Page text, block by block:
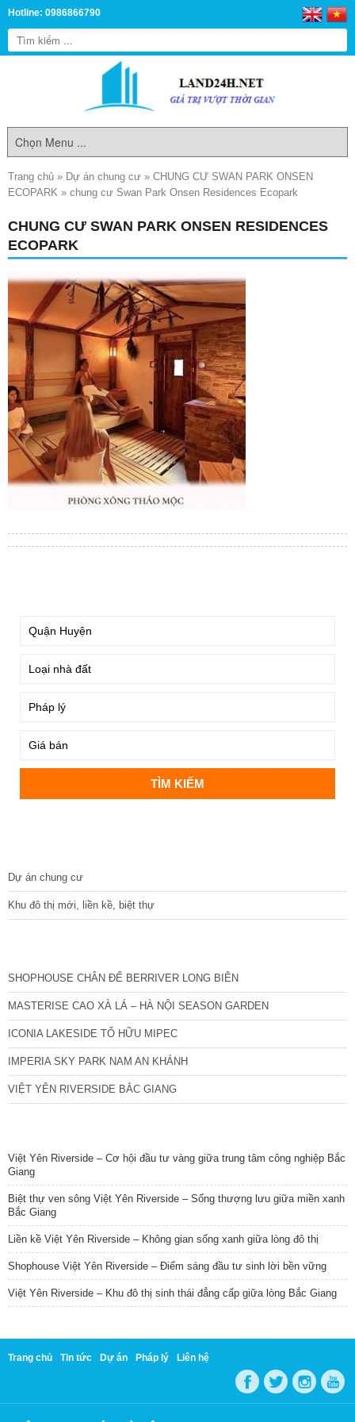
Hotline: 0986866790
Trang chủ » Dự án chung cư » CHUNG CƯ SWAN PARK ONSEN
ECOPARK » chung cư Swan Park Onsen Residences Ecopark
CHUNG CƯ SWAN PARK ONSEN RESIDENCES
ECOPARK
Dự án chung cư
Khu đô thị mới, liền kề, biệt thự
SHOPHOUSE CHÂN ĐẾ BERRIVER LONG BIÊN
MASTERISE CAO XÀ LÁ – HÀ NỘI SEASON GARDEN
ICONIA LAKESIDE TỐ HỮU MIPEC
IMPERIA SKY PARK NAM AN KHÁNH
VIỆT YÊN RIVERSIDE BẮC GIANG
Việt Yên Riverside – Cơ hội đầu tư vàng giữa trung tâm công nghiệp Bắc
Giang
Biệt thự ven sông Việt Yên Riverside – Sống thượng lưu giữa miền xanh
Bắc Giang
Liền kề Việt Yên Riverside – Không gian sống xanh giữa lòng đô thị
Shophouse Việt Yên Riverside – Điểm sáng đầu tư sinh lời bền vững
Việt Yên Riverside – Khu đô thị sinh thái đẳng cấp giữa lòng Bắc Giang
Trang chủ Tin tức Dự án Pháp lý Liên hệ